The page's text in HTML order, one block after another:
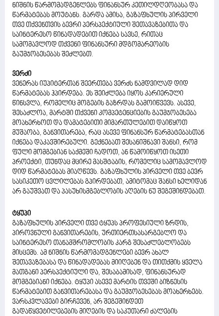
ნიშნის წარმომადგენლებს ფინანსურ კეთილდღეობასა და
წარმატებას მოუტანს. გარდა ამისა, გაზაფხულის პირველი
თვე თქვენთვის ბევრი პერსპექტიული შეთავაზებითა და
საინტერესო წინადადებით იქნება სავსე, რითაც
სამომავლოდ თქვენი ფინანსური მდგომარეობის
გაუმჯობესებას შეძლებთ.
ვერძი
ვენერას იუპიტერთან შეერთება ვერძს ნამდვილად დიდ
წარმატებას ჰპირდება. ეს შეიძლება იყოს კარიერული
წინსვლა, რომელიც მოგების გაზრდას გამოიწვევს. ასევე,
შესაძლოა, მარტში თქვენი კომპეტენციების გაუმჯობესება
მოახერხოთ და დამატებითი მიმართულებით დაიწყოთ
მუშაობა, განვითარება, რაც ასევე ფინანსურ წარმატებასთან
იქნება დაკავშირებული. გექნებათ შესანიშნავი შანსი, რომ
ფული მომგებიან საქმეში ჩადოთ, ან წამოიწყოთ ისეთი
პროექტი, თუნდაც მცირე მასშტაბის, რომელიც სამომავლოდ
დიდ წარმატებას მიაღწევს. გაზაფხულის პირველი თვე ბევრ
სასიკეთო ცვლილებას გპირდებათ, ამიტომაც შანსი ხელიდან
არ გაუშვათ და პასუხისმგებლობის აღების ნუ შეგეშინდებათ.
ტყუპი
გაზაფხულის პირველი თვე ტყუპს პროფესიული ზრდის,
პიროვნული განვითარების, ურთიერთსასარგებლო და
საინტერესო თანამშრომლობის კარგ შესაძლებლობებს
მისცემს. ამ ნიშნის წარმომადგენლები ბევრ ახალ
შეთავაზებასა და წინადადებას მიიღებენ და თითქმის ყველა
მათგანი პერსპექტიული და, შესაბამისად, ფინანსურად
მომგებიანი იქნება. ტყუპი ასევე მარტის თვეში ბიზნესის
წარმატებით განვითარებასა და გაუმჯობესებას მოახერხებს.
ვარსკვლავები გირჩევენ, არ შეგეშინდეთ
გადაწყვეტილებების მიღების და საკუთარი ძალების